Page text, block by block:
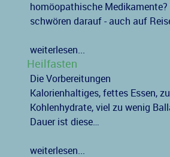
homöopathische Medikamente?
schwören darauf - auch auf
weiterlesen...
Heilfasten
Die Vorbereitungen
Kalorienhaltiges, fettes Essen,
Kohlenhydrate, viel zu wenig
Dauer ist diese…
weiterlesen...